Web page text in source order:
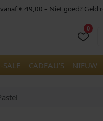
€ 49,00 – Niet goed? Geld
0
SALE CADEAU’S NIEUW